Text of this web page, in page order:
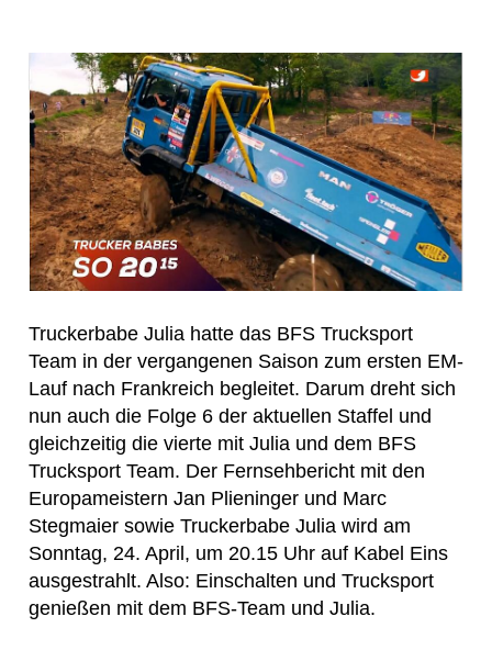
Truckerbabe Julia hatte das BFS Trucksport
Team in der vergangenen Saison zum ersten EM-
Lauf nach Frankreich begleitet. Darum dreht sich
nun auch die Folge 6 der aktuellen Staffel und
gleichzeitig die vierte mit Julia und dem BFS
Trucksport Team. Der Fernsehbericht mit den
Europameistern Jan Plieninger und Marc
Stegmaier sowie Truckerbabe Julia wird am
Sonntag, 24. April, um 20.15 Uhr auf Kabel Eins
ausgestrahlt. Also: Einschalten und Trucksport
genießen mit dem BFS-Team und Julia.